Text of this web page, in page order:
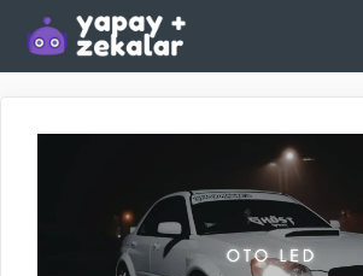
İçeriğe
atla